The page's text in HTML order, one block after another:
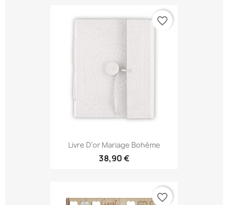
Livre D'or Mariage Bohème
38,90 €
favorite_border
favorite_border